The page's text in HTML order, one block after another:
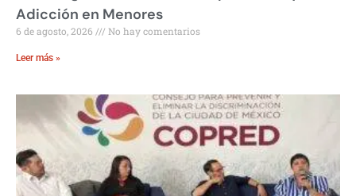
Adicción en Menores
6 de agosto, 2026 No hay comentarios
Leer más »